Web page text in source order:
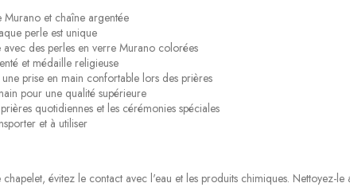
et chaîne argentée
perle est unique
des perles en verre Murano colorées
et médaille religieuse
prise en main confortable lors des prières
pour une qualité supérieure
quotidiennes et les cérémonies spéciales
et à utiliser
évitez le contact avec l'eau et les produits chimiques. Nettoyez-